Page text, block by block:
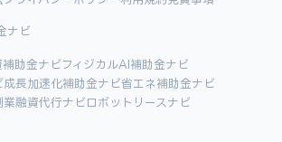
ナビ
助金ナビ フィジカルAI補助金ナビ
成長加速化補助金ナビ省エネ補助金ナビ
業融資代行ナビ ロボットリースナビ